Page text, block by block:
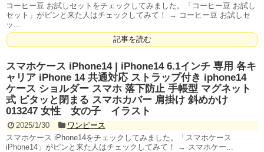
コーヒー豆 お試しセットをチェックしてみました。「コーヒー豆 お試し
セット」がピンと来た人はチェックしてみて！ → コーヒー豆 お試しセ
ッ...
記事を読む
スマホケース iPhone14 | iPhone14 6.1インチ 専用 各キ
ャリア iPhone 14 共通対応 ストラップ付き iphone14
ケース ショルダー スマホ 落下防止 手帳型 マグネット
式 ピタッと閉まる スマホカバー 肩掛け 斜めかけ
013247 女性 女の子 イラスト
2025/1/30
ワンピース
スマホケース iPhone14をチェックしてみました。「スマホケース
iPhone14」がピンと来た人はチェックしてみて！ → スマホケー...